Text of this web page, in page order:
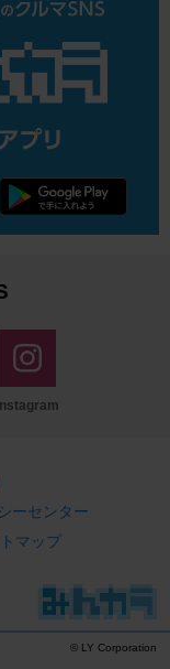
Instagram
ーセンター
マップ
© LY Corporation